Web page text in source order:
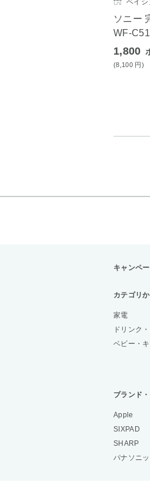
ベイシ
ソニー
WF-
1,800
(8,100 円)
キャンペ
カテゴリ
家電
ドリンク
ベビー・
ブランド
Apple
SIXPAD
SHARP
パナソニ